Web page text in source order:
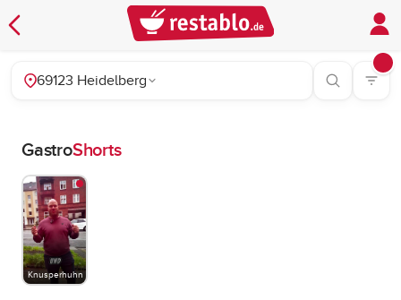
69123 Heidelberg
GastroShorts
Knusperhuhn